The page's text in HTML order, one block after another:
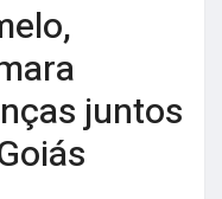
juntos